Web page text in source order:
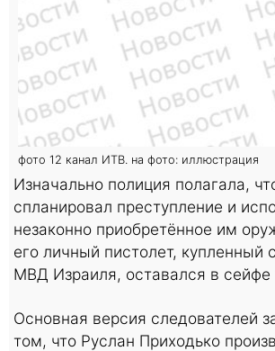
фото 12 канал ИТВ. на фото: иллюстрация
Изначально полиция полагала,
спланировал преступление и
незаконно приобретённое им
его личный пистолет, купленный
МВД Израиля, оставался в сейфе
Основная версия следователей
том, что Руслан Приходько